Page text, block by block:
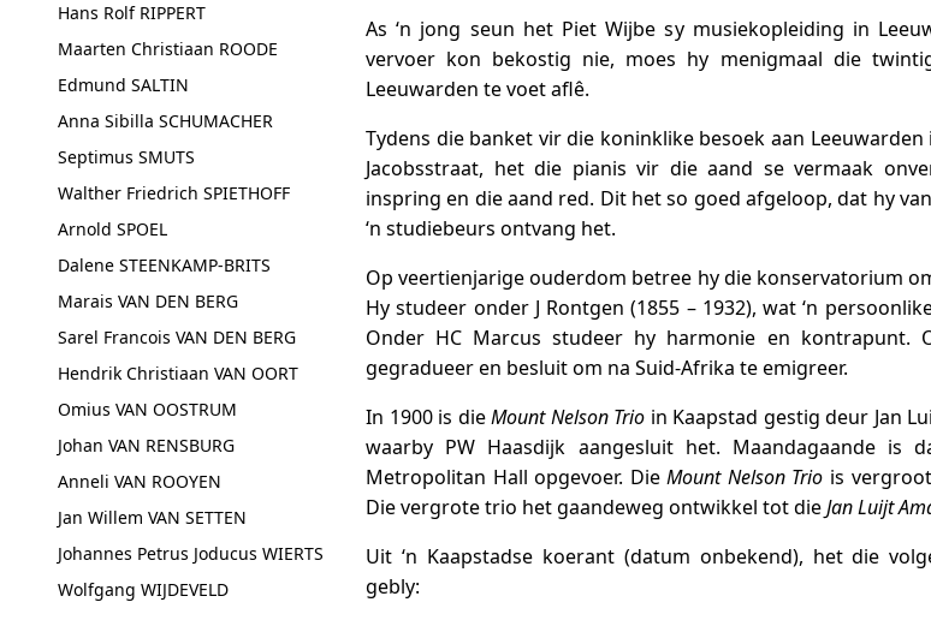
Hans Rolf RIPPERT
Maarten Christiaan ROODE
Edmund SALTIN
Anna Sibilla SCHUMACHER
Septimus SMUTS
Walther Friedrich SPIETHOFF
Arnold SPOEL
Dalene STEENKAMP-BRITS
Marais VAN DEN BERG
Sarel Francois VAN DEN BERG
Hendrik Christiaan VAN OORT
Omius VAN OOSTRUM
Johan VAN RENSBURG
Anneli VAN ROOYEN
Jan Willem VAN SETTEN
Johannes Petrus Joducus WIERTS
Wolfgang WIJDEVELD
As ‘n jong seun het Piet Wijbe sy musiekopleiding in
vervoer kon bekostig nie, moes hy menigmaal die
Leeuwarden te voet aflê.
Tydens die banket vir die koninklike besoek aan
Jacobsstraat, het die pianis vir die aand se vermaak
inspring en die aand red. Dit het so goed afgeloop, dat hy
‘n studiebeurs ontvang het.
Op veertienjarige ouderdom betree hy die konservatorium
Hy studeer onder J Rontgen (1855 – 1932), wat ‘n
Onder HC Marcus studeer hy harmonie en kontrapunt.
gegradueer en besluit om na Suid-Afrika te emigreer.
In 1900 is dieMount Nelson Trio in Kaapstad gestig deur Jan
waarby PW Haasdijk aangesluit het. Maandagaande is
Metropolitan Hall opgevoer. DieMount Nelson Trio is
Die vergrote trio het gaandeweg ontwikkel tot dieJan Luijt
Uit ‘n Kaapstadse koerant (datum onbekend), het die
gebly: